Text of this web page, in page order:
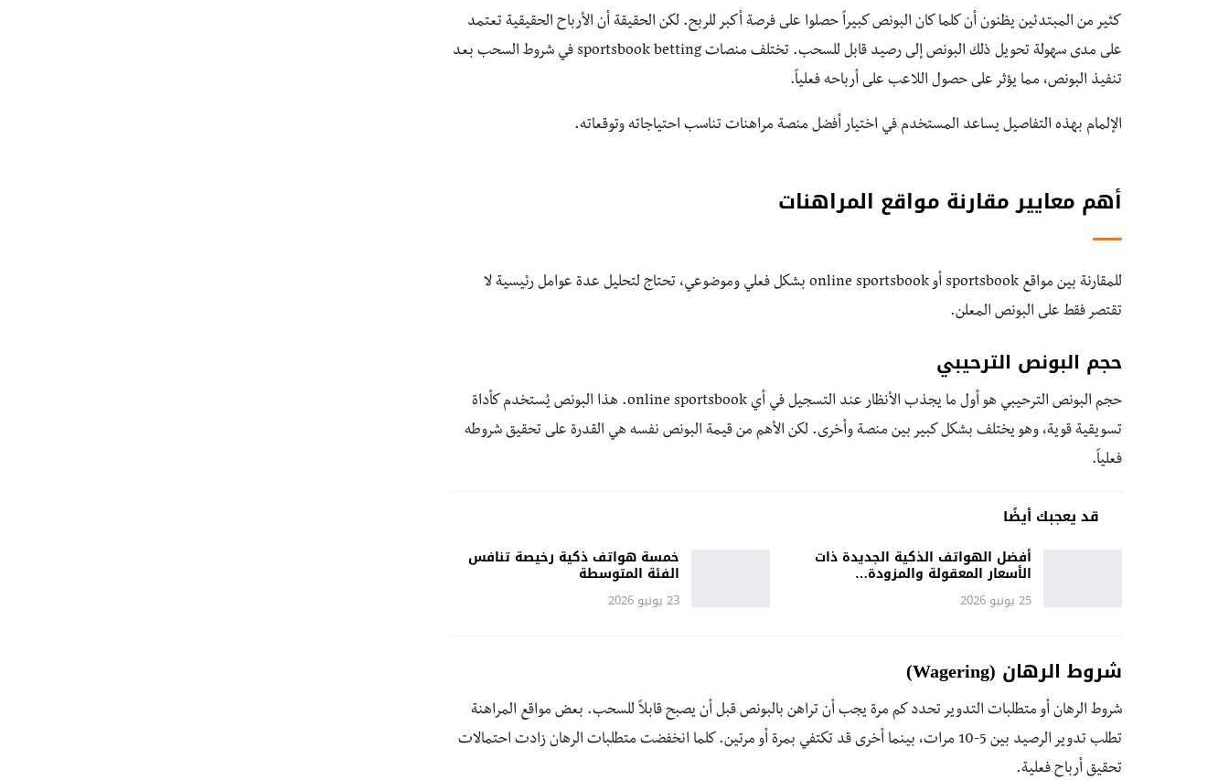
كثير من المبتدئين يظنون أن كلما كان البونص كبيراً حصلوا على فرصة أكبر للربح. لكن الحقيقة أن الأرباح الحقيقية تعتمد
على مدى سهولة تحويل ذلك البونص إلى رصيد قابل للسحب. تختلف منصات sportsbook betting في شروط السحب بعد
تنفيذ البونص، مما يؤثر على حصول اللاعب على أرباحه فعلياً.
الإلمام بهذه التفاصيل يساعد المستخدم في اختيار أفضل منصة مراهنات تناسب احتياجاته وتوقعاته.
أهم معايير مقارنة مواقع المراهنات
للمقارنة بين مواقع sportsbook أو online sportsbook بشكل فعلي وموضوعي، تحتاج لتحليل عدة عوامل رئيسية لا
تقتصر فقط على البونص المعلن.
حجم البونص الترحيبي
حجم البونص الترحيبي هو أول ما يجذب الأنظار عند التسجيل في أي online sportsbook. هذا البونص يُستخدم كأداة
تسويقية قوية، وهو يختلف بشكل كبير بين منصة وأخرى. لكن الأهم من قيمة البونص نفسه هي القدرة على تحقيق شروطه
فعلياً.
قد يعجبك أيضًا
أفضل الهواتف الذكية الجديدة ذات
الأسعار المعقولة والمزودة…
25 يونيو 2026
خمسة هواتف ذكية رخيصة تنافس
الفئة المتوسطة
23 يونيو 2026
شروط الرهان (Wagering)
شروط الرهان أو متطلبات التدوير تحدد كم مرة يجب أن تراهن بالبونص قبل أن يصبح قابلاً للسحب. بعض مواقع المراهنة
تطلب تدوير الرصيد بين 5-10 مرات، بينما أخرى قد تكتفي بمرة أو مرتين. كلما انخفضت متطلبات الرهان زادت احتمالات
تحقيق أرباح فعلية.